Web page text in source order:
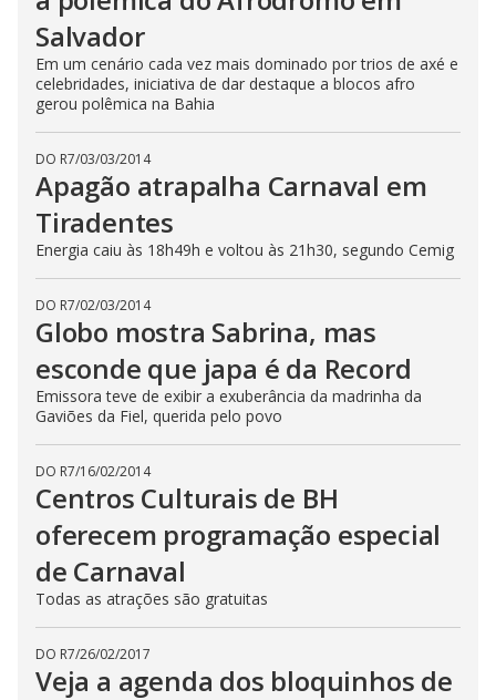
Salvador
Em um cenário cada vez mais dominado por trios de axé e
celebridades, iniciativa de dar destaque a blocos afro
gerou polêmica na Bahia
DO R7/03/03/2014
Apagão atrapalha Carnaval em
Tiradentes
Energia caiu às 18h49h e voltou às 21h30, segundo Cemig
DO R7/02/03/2014
Globo mostra Sabrina, mas
esconde que japa é da Record
Emissora teve de exibir a exuberância da madrinha da
Gaviões da Fiel, querida pelo povo
DO R7/16/02/2014
Centros Culturais de BH
oferecem programação especial
de Carnaval
Todas as atrações são gratuitas
DO R7/26/02/2017
Veja a agenda dos bloquinhos de